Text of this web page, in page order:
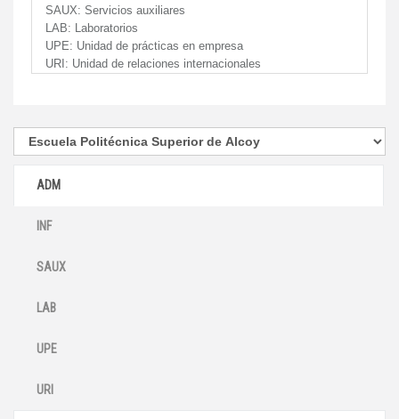
SAUX: Servicios auxiliares
LAB: Laboratorios
UPE: Unidad de prácticas en empresa
URI: Unidad de relaciones internacionales
ADM
INF
SAUX
LAB
UPE
URI